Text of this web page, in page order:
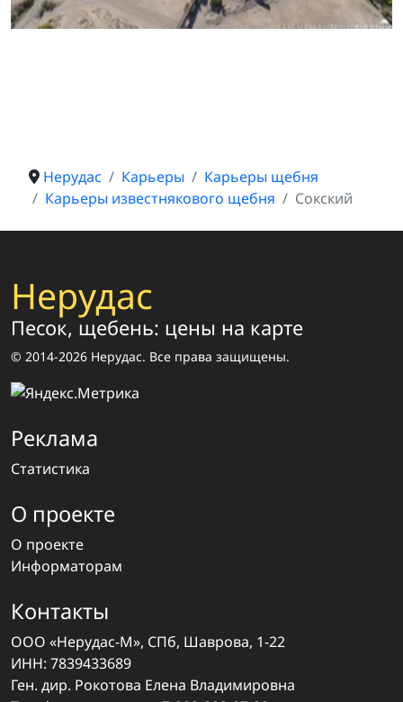
Нерудас Карьеры
Карьеры щебня
Карьеры известнякового щебня
Сокский
Нерудас
Песок, щебень: цены на карте
© 2014-2026 Нерудас. Все права защищены.
Реклама
Статистика
О проекте
О проекте
Информаторам
Контакты
ООО «Нерудас-М», СПб, Шаврова, 1-22
ИНН: 7839433689
Ген. дир. Рокотова Елена Владимировна